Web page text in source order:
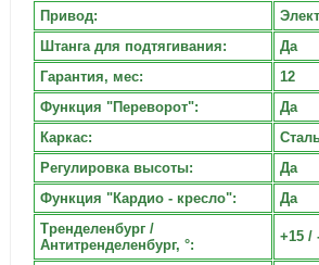
Привод:
Штанга для подтягивания:
Да
Гарантия, мес:
12
Функция "Переворот":
Да
Каркас:
Регулировка высоты:
Да
Функция "Кардио - кресло":
Да
Тренделенбург /
Антитренделенбург, °:
+15 /